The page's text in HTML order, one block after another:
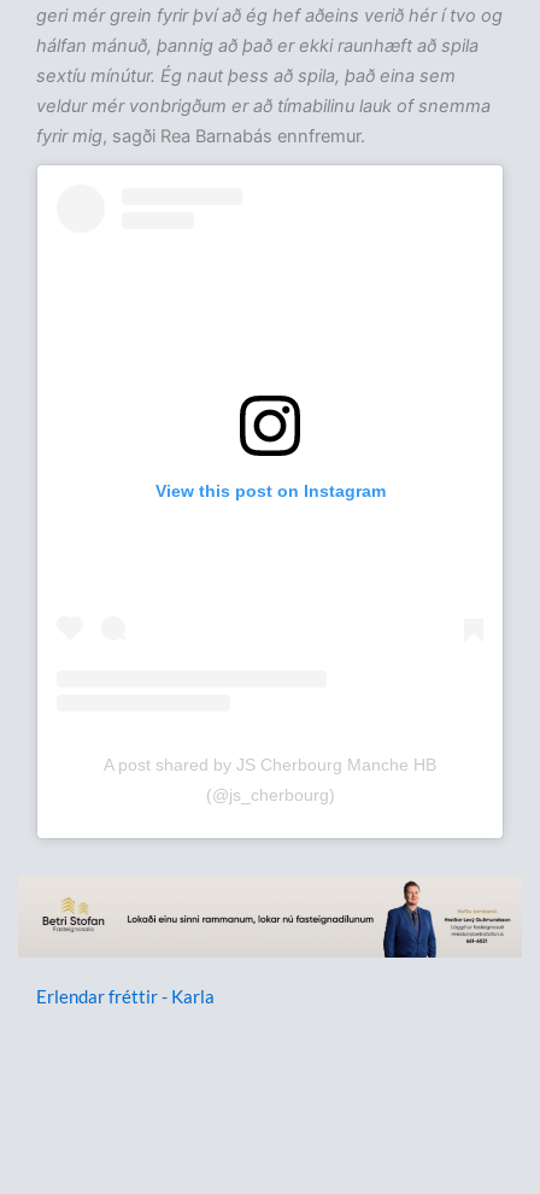
geri mér grein fyrir því að ég hef aðeins verið hér í tvo og
hálfan mánuð, þannig að það er ekki raunhæft að spila
sextíu mínútur. Ég naut þess að spila, það eina sem
veldur mér vonbrigðum er að tímabilinu lauk of snemma
fyrir mig, sagði Rea Barnabás ennfremur.
View this post on Instagram
A post shared by JS Cherbourg Manche HB
(@js_cherbourg)
Erlendar fréttir - Karla